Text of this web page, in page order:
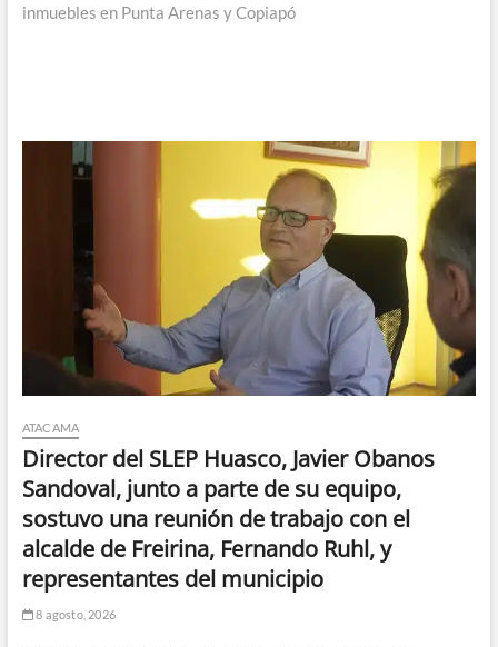
inmuebles en Punta Arenas y Copiapó
ATACAMA
Director del SLEP Huasco, Javier Obanos
Sandoval, junto a parte de su equipo,
sostuvo una reunión de trabajo con el
alcalde de Freirina, Fernando Ruhl, y
representantes del municipio
8 agosto, 2026